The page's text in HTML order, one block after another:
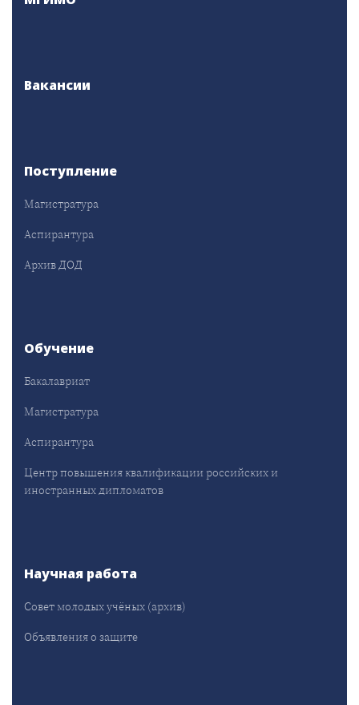
Вакансии
Поступление
Магистратура
Аспирантура
Архив ДОД
Обучение
Бакалавриат
Магистратура
Аспирантура
Центр повышения квалификации российских и
иностранных дипломатов
Научная работа
Совет молодых учёных (архив)
Объявления о защите